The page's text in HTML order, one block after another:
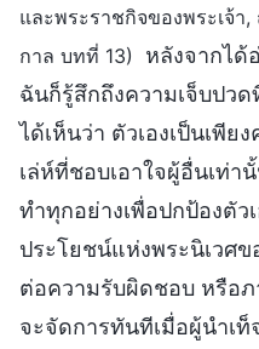
และพระราชกิจของพระเจ้
กาล บทที่ 13)
หลังจากได้
ฉันก็รู้สึกถึงความเจ็บปว
ได้เห็นว่า ตัวเองเป็นเพีย
เล่ห์ที่ชอบเอาใจผู้อื่นเท่า
ทำทุกอย่างเพื่อปกป้องตั
ประโยชน์แห่งพระนิเวศข
ต่อความรับผิดชอบ หรือ
จะจัดการทันทีเมื่อผู้นำเ